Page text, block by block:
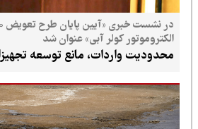
در نشست خبری
الکتروموتور کولر آبی» عنوان شد
محدودیت واردات، مانع توسعه